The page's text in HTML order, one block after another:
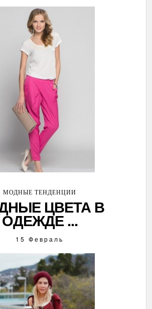
МОДНЫЕ ТЕНДЕНЦИИ
ЦВЕТА В
ОДЕЖДЕ ...
15 Февраль